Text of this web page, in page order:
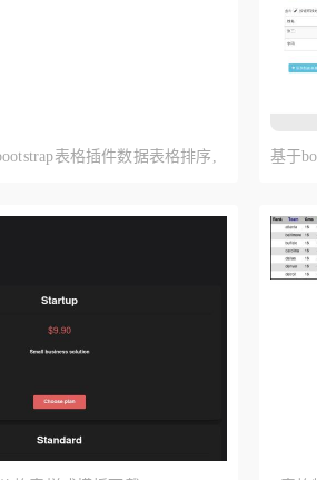
表格插件数据表格排序, 基于